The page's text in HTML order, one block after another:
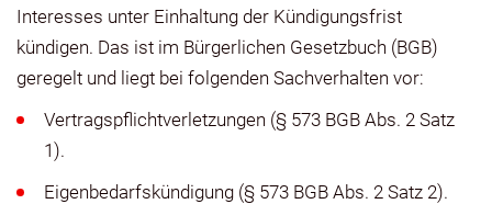
Interesses unter Einhaltung der Kündigungsfrist
kündigen. Das ist im Bürgerlichen Gesetzbuch (BGB)
geregelt und liegt bei folgenden Sachverhalten vor:
Vertragspflichtverletzungen (§ 573 BGB Abs. 2 Satz
1).
Eigenbedarfskündigung (§ 573 BGB Abs. 2 Satz 2).